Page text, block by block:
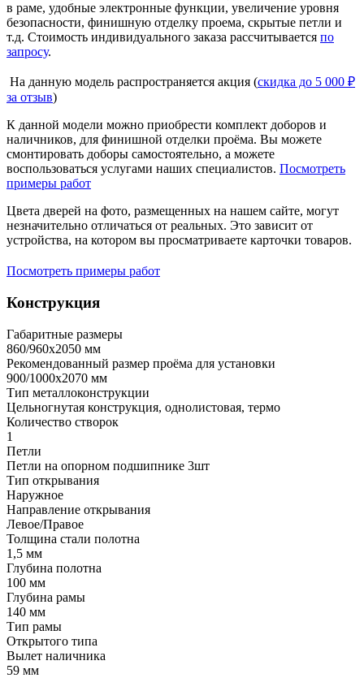
в раме, удобные электронные функции, увеличение уровня
безопасности, финишную отделку проема, скрытые петли и
т.д. Стоимость индивидуального заказа рассчитывается по
запросу.
На данную модель распространяется акция (скидка до 5 000 ₽
за отзыв)
К данной модели можно приобрести комплект доборов и
наличников, для финишной отделки проёма. Вы можете
смонтировать доборы самостоятельно, а можете
воспользоваться услугами наших специалистов. Посмотреть
примеры работ
Цвета дверей на фото, размещенных на нашем сайте, могут
незначительно отличаться от реальных. Это зависит от
устройства, на котором вы просматриваете карточки товаров.
Посмотреть примеры работ
Конструкция
Габаритные размеры
860/960х2050 мм
Рекомендованный размер проёма для установки
900/1000х2070 мм
Тип металлоконструкции
Цельногнутая конструкция, однолистовая, термо
Количество створок
1
Петли
Петли на опорном подшипнике 3шт
Тип открывания
Наружное
Направление открывания
Левое/Правое
Толщина стали полотна
1,5 мм
Глубина полотна
100 мм
Глубина рамы
140 мм
Тип рамы
Открытого типа
Вылет наличника
59 мм